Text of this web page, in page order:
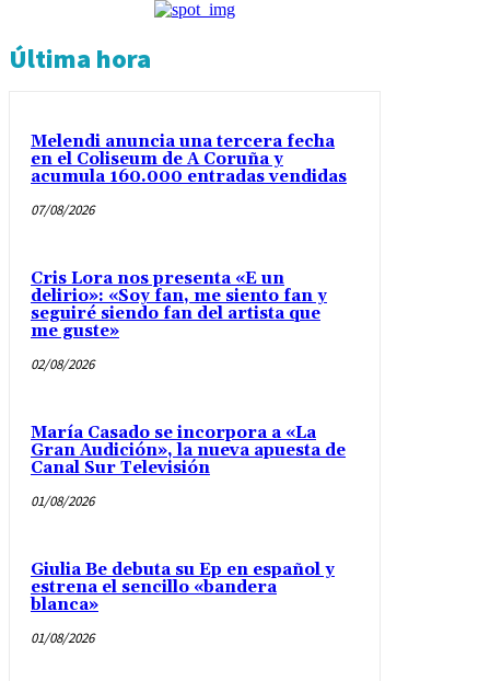
Última hora
Melendi anuncia una tercera fecha
en el Coliseum de A Coruña y
acumula 160.000 entradas vendidas
07/08/2026
Cris Lora nos presenta «E un
delirio»: «Soy fan, me siento fan y
seguiré siendo fan del artista que
me guste»
02/08/2026
María Casado se incorpora a «La
Gran Audición», la nueva apuesta de
Canal Sur Televisión
01/08/2026
Giulia Be debuta su Ep en español y
estrena el sencillo «bandera
blanca»
01/08/2026